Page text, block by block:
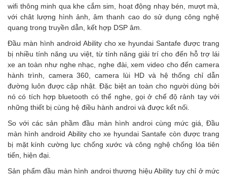
wifi thông minh qua khe cắm sim, hoạt động nhạy bén, mượt mà,
với chât lượng hình ảnh, âm thanh cao do sử dụng công nghệ
quang trong truyền dẫn, kết hợp DSP âm.
Đầu màn hình android Ability cho xe hyundai Santafe được trang
bị nhiều tính năng ưu việt, từ tính năng giải trí cho đến hỗ trợ lái
xe an toàn như nghe nhạc, nghe đài, xem video cho đến camera
hành trình , camera 360,camera lùi HD và hệ thống chỉ dẫn
đường luôn được cập nhật. Đặc biệt an toàn cho người dùng bởi
nó có tích hợp bluetooth có thể nghe, gọi ở chế độ rảnh tay với
những thiết bị cùng hệ điều hành androi và được kết nối.
So với các sản phầm đầu màn hình androi cùng mức giá, Đầu
màn hình android Ability cho xe hyundai Santafe còn được trang
bị mặt kính cường lực chống xước và công nghệ chống lóa tiên
tiến, hiện đại.
Sản phẩm đầu màn hình androi thương hiệu Ability tuy chỉ ở mức